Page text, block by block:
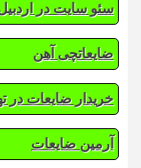
سئو سایت در
ضایعاتچی آهن
خریدار ضایعات در
آرمین ضایعات